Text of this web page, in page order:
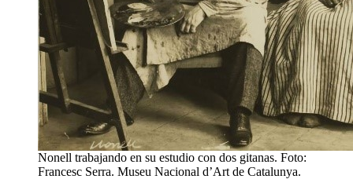
Nonell trabajando en su estudio con dos gitanas. Foto:
Francesc Serra. Museu Nacional d’Art de Catalunya.